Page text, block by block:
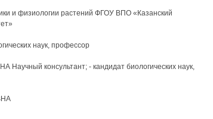
и физиологии растений ФГОУ ВПО «Казанский
наук, профессор
консультант; - кандидат биологических наук,